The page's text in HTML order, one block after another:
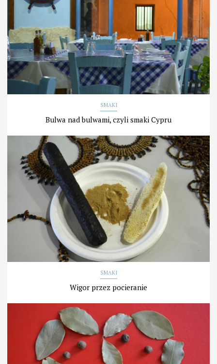
SMAKI
Bulwa nad bulwami, czyli smaki Cypru
SMAKI
Wigor przez pocieranie